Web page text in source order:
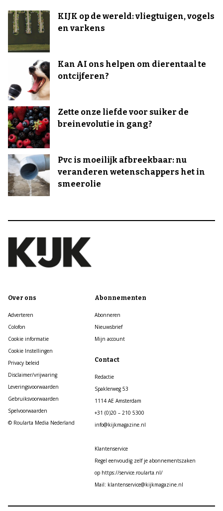
KIJK op de wereld: vliegtuigen, vogels
en varkens
Kan AI ons helpen om dierentaal te
ontcijferen?
Zette onze liefde voor suiker de
breinevolutie in gang?
Pvc is moeilijk afbreekbaar: nu
veranderen wetenschappers het in
smeerolie
Over ons
Adverteren
Colofon
Cookie informatie
Cookie Instellingen
Privacy beleid
Disclaimer/vrijwaring
Leveringsvoorwaarden
Gebruiksvoorwaarden
Spelvoorwaarden
© Roularta Media Nederland
Abonnementen
Abonneren
Nieuwsbrief
Mijn account
Contact
Redactie
Spaklerweg 53
1114 AE Amsterdam
+31 (0)20 – 210 5300
info@kijkmagazine.nl
Klantenservice
Regel eenvoudig zelf je abonnementszaken
op https://service.roularta.nl/
Mail: klantenservice@kijkmagazine.nl